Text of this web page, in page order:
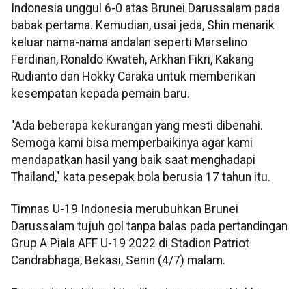
Indonesia unggul 6-0 atas Brunei Darussalam pada
babak pertama. Kemudian, usai jeda, Shin menarik
keluar nama-nama andalan seperti Marselino
Ferdinan, Ronaldo Kwateh, Arkhan Fikri, Kakang
Rudianto dan Hokky Caraka untuk memberikan
kesempatan kepada pemain baru.
"Ada beberapa kekurangan yang mesti dibenahi.
Semoga kami bisa memperbaikinya agar kami
mendapatkan hasil yang baik saat menghadapi
Thailand," kata pesepak bola berusia 17 tahun itu.
Timnas U-19 Indonesia merubuhkan Brunei
Darussalam tujuh gol tanpa balas pada pertandingan
Grup A Piala AFF U-19 2022 di Stadion Patriot
Candrabhaga, Bekasi, Senin (4/7) malam.